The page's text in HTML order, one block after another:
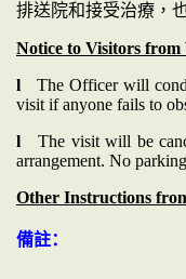
排送院和接受治療，
Notice to Visitors
lThe Officer will
visit if anyone fails to
lThe visit will be
arrangement. No
Other Instructions
備註：